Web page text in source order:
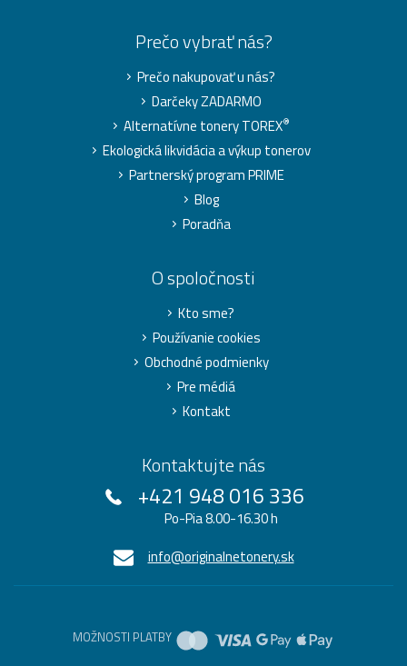
Prečo vybrať nás?
Prečo nakupovať u nás?
Darčeky ZADARMO
Alternatívne tonery TOREX®
Ekologická likvidácia a výkup tonerov
Partnerský program PRIME
Blog
Poradňa
O spoločnosti
Kto sme?
Používanie cookies
Obchodné podmienky
Pre médiá
Kontakt
Kontaktujte nás
+421 948 016 336
Po-Pia 8.00-16.30 h
info@originalnetonery.sk
MOŽNOSTI PLATBY